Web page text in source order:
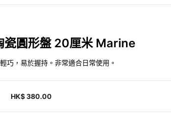
瓷圓形盤 20厘米 Marine
巧，易於握持。非常適合日常使用。
HK$ 380.00